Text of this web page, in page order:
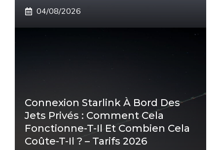
04/08/2026
Connexion Starlink À Bord Des
Jets Privés : Comment Cela
Fonctionne-T-Il Et Combien Cela
Coûte-T-Il ? – Tarifs 2026